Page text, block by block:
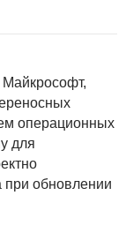
операционных
для
обновлении